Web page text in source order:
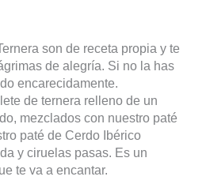
son de receta propia y te
de alegría. Si no la has
encarecidamente.
de ternera relleno de un
mezclados con nuestro paté
paté de Cerdo Ibérico
y ciruelas pasas. Es un
te va a encantar.